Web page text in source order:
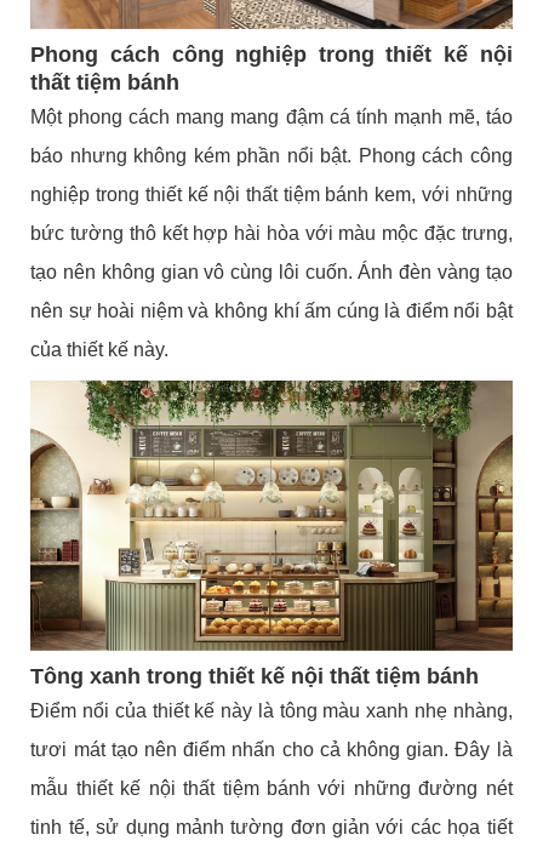
Phong cách công nghiệp trong thiết kế nội
thất tiệm bánh
Một phong cách mang mang đậm cá tính mạnh mẽ, táo
báo nhưng không kém phần nổi bật. Phong cách công
nghiệp trong thiết kế nội thất tiệm bánh kem, với những
bức tường thô kết hợp hài hòa với màu mộc đặc trưng,
tạo nên không gian vô cùng lôi cuốn. Ánh đèn vàng tạo
nên sự hoài niệm và không khí ấm cúng là điểm nổi bật
của thiết kế này.
Tông xanh trong thiết kế nội thất tiệm bánh
Điểm nổi của thiết kế này là tông màu xanh nhẹ nhàng,
tươi mát tạo nên điểm nhấn cho cả không gian. Đây là
mẫu thiết kế nội thất tiệm bánh với những đường nét
tinh tế, sử dụng mảnh tường đơn giản với các họa tiết